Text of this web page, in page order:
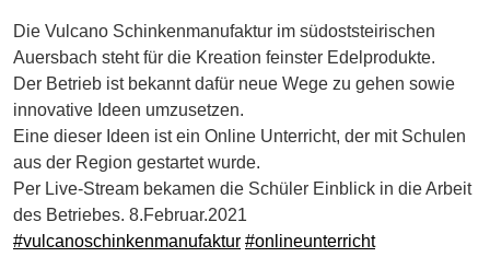
Schnöll
gfrogt
Zonen
Podcast
Die Vulcano Schinkenmanufaktur im südoststeirischen
Auersbach steht für die Kreation feinster Edelprodukte.
Der Betrieb ist bekannt dafür neue Wege zu gehen sowie
innovative Ideen umzusetzen.
Eine dieser Ideen ist ein Online Unterricht, der mit Schulen
aus der Region gestartet wurde.
Per Live-Stream bekamen die Schüler Einblick in die Arbeit
des Betriebes. 8.Februar.2021
#vulcanoschinkenmanufaktur #onlineunterricht